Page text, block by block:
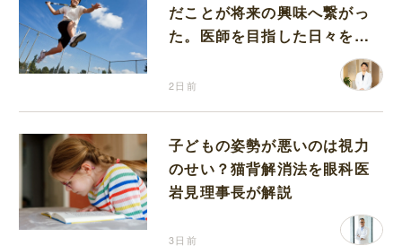
だことが将来の興味へ繋がっ
た。医師を目指した日々を振
2日前
子どもの姿勢が悪いのは視力
のせい？猫背解消法を眼科医
岩見理事長が解説
3日前